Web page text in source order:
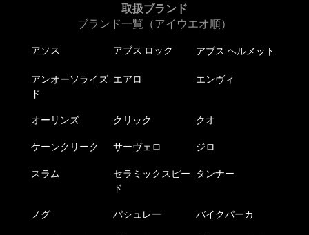
取扱ブランド
ブランド一覧（アイウエオ順）
アソス アブス ロック アブス ヘルメット
アンオーソライズ
ド
エアロ エンヴィ
オーリンズ クリック クオ
ケーンクリーク サーヴェロ ジロ
スラム
セラミックスピー
ド
タンナー
ノグ パシュレー バイクパーカ